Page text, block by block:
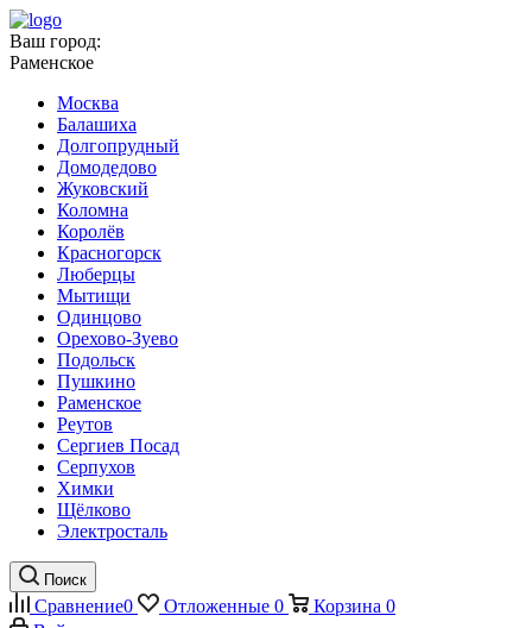
Ваш город:
Раменское
Москва
Балашиха
Долгопрудный
Домодедово
Жуковский
Коломна
Королёв
Красногорск
Люберцы
Мытищи
Одинцово
Орехово-Зуево
Подольск
Пушкино
Раменское
Реутов
Сергиев Посад
Серпухов
Химки
Щёлково
Электросталь
Поиск
Сравнение0 Отложенные 0 Корзина 0